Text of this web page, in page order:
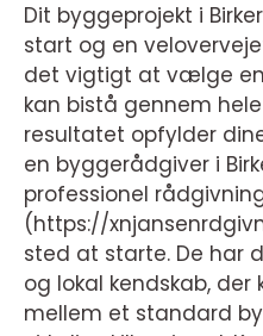
Dit byggeprojekt i
start og en
det vigtigt at vælge
kan bistå gennem
resultatet opfylder
en byggerådgiver i
professionel
(https://
sted at starte. De har
og lokal kendskab,
mellem et standard